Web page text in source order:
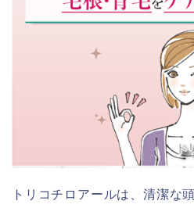
トリコチロアールは、清潔な